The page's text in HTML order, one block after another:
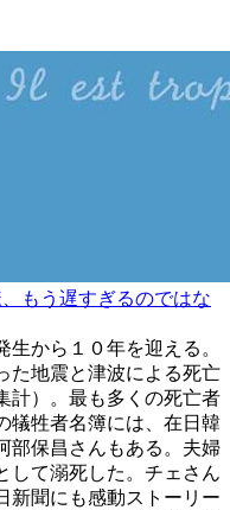
、もう遅すぎるのではな
から１０年を迎える。
た地震と津波による死亡
計）。最も多くの死亡者
犠牲者名簿には、在日韓
部保昌さんもある。夫婦
して溺死した。チェさん
新聞にも感動ストーリー